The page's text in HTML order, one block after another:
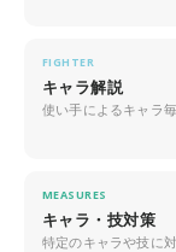
FIGHTER
キャラ解説
使い手によるキャラ
MEASURES
キャラ・技対策
特定のキャラや技に